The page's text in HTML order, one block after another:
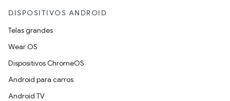
DISPOSITIVOS ANDROID
Telas grandes
Wear OS
Dispositivos ChromeOS
Android para carros
Android TV